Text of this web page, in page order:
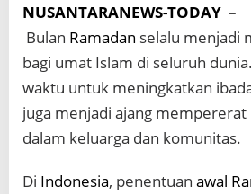
g
P
a
k
i
s
a
h
NUSANTARANEWS-TODAY –
Bulan Ramadan selalu menjadi
bagi umat Islam di seluruh
waktu untuk meningkatkan
juga menjadi ajang
dalam keluarga dan komunitas.
Di Indonesia, penentuan awal